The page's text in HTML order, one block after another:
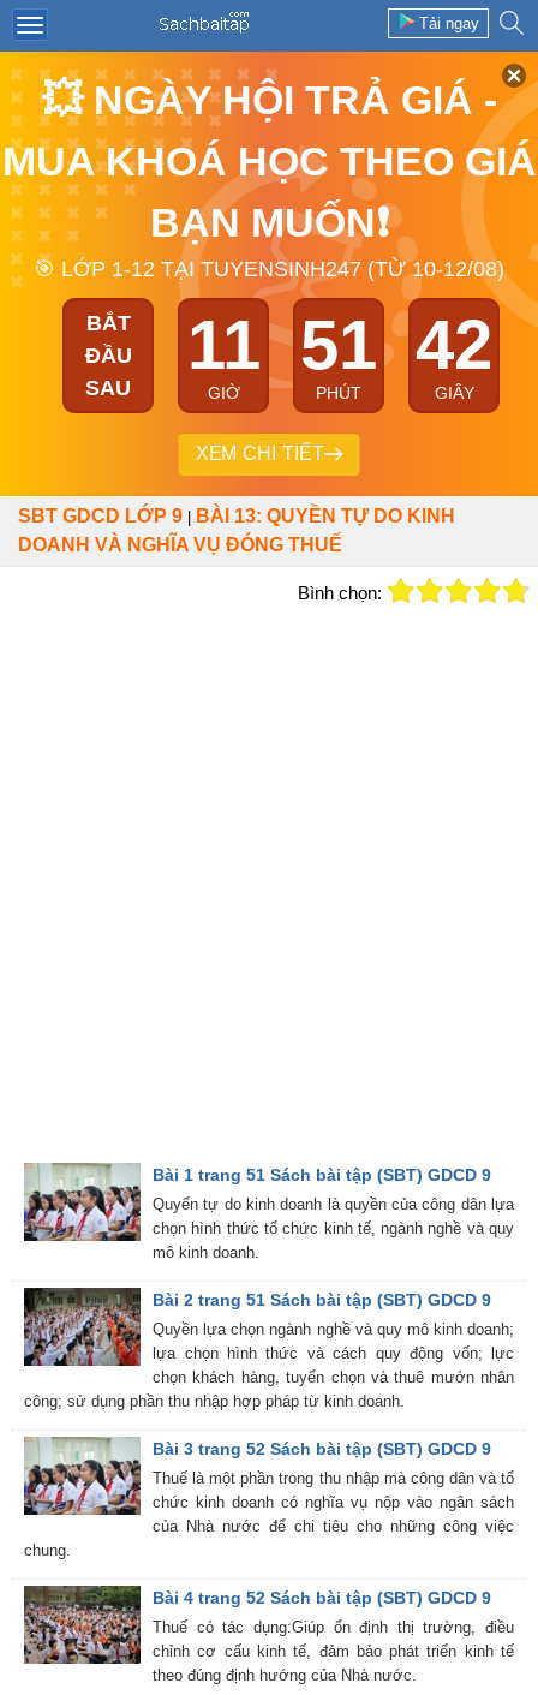
Tải ngay
💥 NGÀY HỘI TRẢ GIÁ -
MUA KHOÁ HỌC THEO GIÁ
BẠN MUỐN❗
🎯 LỚP 1-12 TẠI TUYENSINH247 (TỪ 10-12/08)
BẮT
ĐẦU
SAU
11
GIỜ
51
PHÚT
42
GIÂY
XEM CHI TIẾT
SBT GDCD LỚP 9
BÀI 13: QUYỀN TỰ DO KINH
DOANH VÀ NGHĨA VỤ ĐÓNG THUẾ
Bình chọn:
Bài 1 trang 51 Sách bài tập (SBT) GDCD 9
Quyển tự do kinh doanh là quyền của công dân lựa
chọn hình thức tổ chức kinh tế, ngành nghề và quy
mô kinh doanh.
Bài 2 trang 51 Sách bài tập (SBT) GDCD 9
Quyền lựa chọn ngành nghề và quy mô kinh doanh;
lựa chọn hình thức và cách quy động vốn; lực
chọn khách hàng, tuyển chọn và thuê mướn nhân
công; sử dụng phần thu nhập hợp pháp từ kinh doanh.
Bài 3 trang 52 Sách bài tập (SBT) GDCD 9
Thuế là một phần trong thu nhập mà công dân và tổ
chức kinh doanh có nghĩa vụ nộp vào ngân sách
của Nhà nước để chi tiêu cho những công việc
chung.
Bài 4 trang 52 Sách bài tập (SBT) GDCD 9
Thuế có tác dụng:Giúp ổn định thị trường, điều
chỉnh cơ cấu kinh tế, đảm bảo phát triển kinh tế
theo đúng định hướng của Nhà nước.